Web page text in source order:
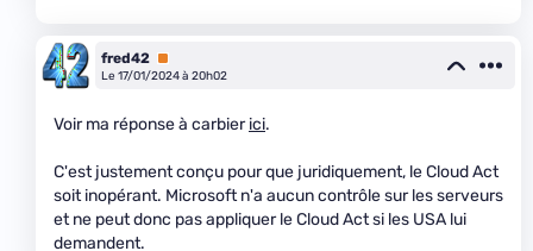
fred42 Premium
Le 17/01/2024 à 20h02
Voir ma réponse à carbierici.
C'est justement conçu pour que juridiquement, le Cloud Act
soit inopérant. Microsoft n'a aucun contrôle sur les serveurs
et ne peut donc pas appliquer le Cloud Act si les USA lui
demandent.